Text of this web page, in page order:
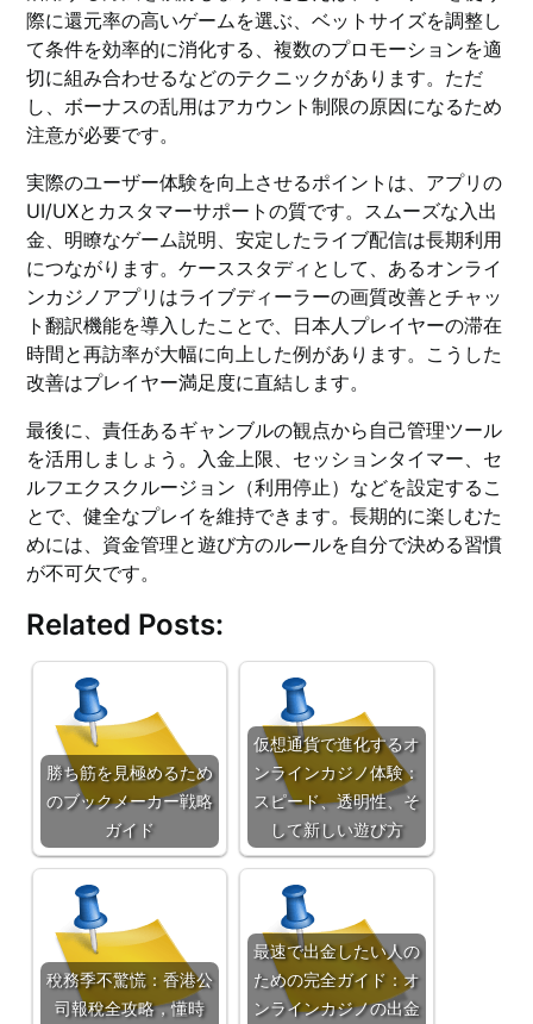
際に還元率の高いゲームを選ぶ、ベットサイズを調整し
て条件を効率的に消化する、複数のプロモーションを適
切に組み合わせるなどのテクニックがあります。ただ
し、ボーナスの乱用はアカウント制限の原因になるため
注意が必要です。
実際のユーザー体験を向上させるポイントは、アプリの
UI/UXとカスタマーサポートの質です。スムーズな入出
金、明瞭なゲーム説明、安定したライブ配信は長期利用
につながります。ケーススタディとして、あるオンライ
ンカジノアプリはライブディーラーの画質改善とチャッ
ト翻訳機能を導入したことで、日本人プレイヤーの滞在
時間と再訪率が大幅に向上した例があります。こうした
改善はプレイヤー満足度に直結します。
最後に、責任あるギャンブルの観点から自己管理ツール
を活用しましょう。入金上限、セッションタイマー、セ
ルフエクスクルージョン（利用停止）などを設定するこ
とで、健全なプレイを維持できます。長期的に楽しむた
めには、資金管理と遊び方のルールを自分で決める習慣
が不可欠です。
Related Posts:
勝ち筋を見極めるため
のブックメーカー戦略
ガイド
仮想通貨で進化するオ
ンラインカジノ体験：
スピード、透明性、そ
して新しい遊び方
稅務季不驚慌：香港公
司報稅全攻略，懂時
最速で出金したい人の
ための完全ガイド：オ
ンラインカジノの出金